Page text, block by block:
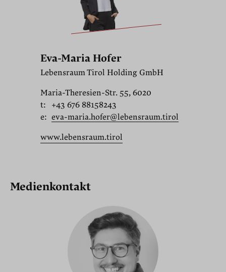
Eva-Maria Hofer
Lebensraum Tirol Holding GmbH
Maria-Theresien-Str. 55, 6020
t:
+43 676 88158243
e: eva-maria.hofer@lebensraum.tirol
www.lebensraum.tirol
Medienkontakt